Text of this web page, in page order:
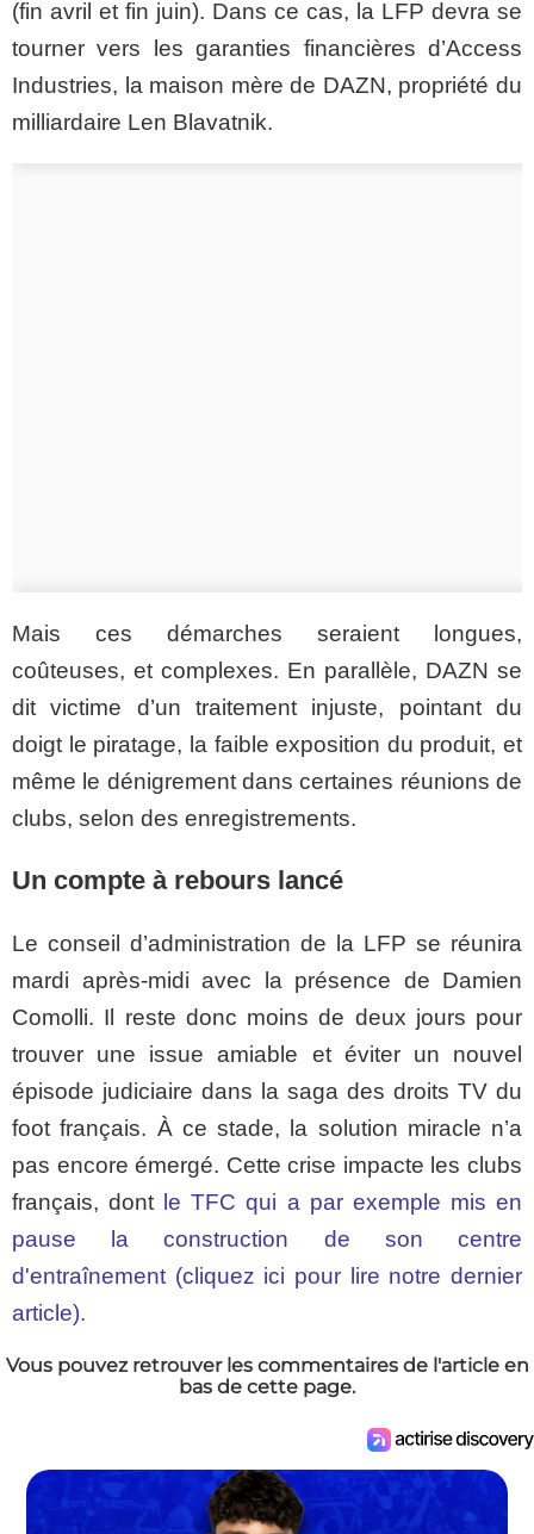
(fin avril et fin juin). Dans ce cas, la LFP devra se
tourner vers les garanties financières d’Access
Industries, la maison mère de DAZN, propriété du
milliardaire Len Blavatnik.
Mais ces démarches seraient longues,
coûteuses, et complexes. En parallèle, DAZN se
dit victime d’un traitement injuste, pointant du
doigt le piratage, la faible exposition du produit, et
même le dénigrement dans certaines réunions de
clubs, selon des enregistrements.
Un compte à rebours lancé
Le conseil d’administration de la LFP se réunira
mardi après-midi avec la présence de Damien
Comolli. Il reste donc moins de deux jours pour
trouver une issue amiable et éviter un nouvel
épisode judiciaire dans la saga des droits TV du
foot français. À ce stade, la solution miracle n’a
pas encore émergé. Cette crise impacte les clubs
français, dont le TFC qui a par exemple mis en
pause la construction de son centre
d'entraînement (cliquez ici pour lire notre dernier
article).
Vous pouvez retrouver les commentaires de l'article en
bas de cette page.